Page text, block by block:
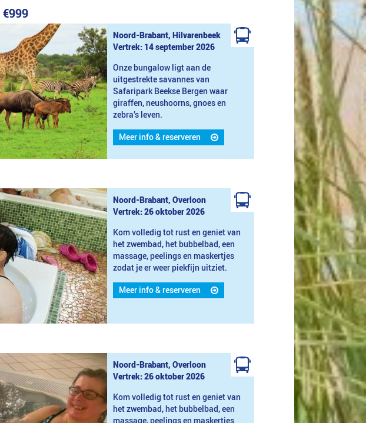
€999
Noord-Brabant, Hilvarenbeek
Vertrek: 14 september 2026
Onze bungalow ligt aan de
uitgestrekte savannes van
Safaripark Beekse Bergen waar
giraffen, neushoorns, gnoes en
zebra’s leven.
Meer info & reserveren
Noord-Brabant, Overloon
Vertrek: 26 oktober 2026
Kom volledig tot rust en geniet van
het zwembad, het bubbelbad, een
massage, peelings en maskertjes
zodat je er weer piekfijn uitziet.
Meer info & reserveren
Noord-Brabant, Overloon
Vertrek: 26 oktober 2026
Kom volledig tot rust en geniet van
het zwembad, het bubbelbad, een
massage, peelings en maskertjes